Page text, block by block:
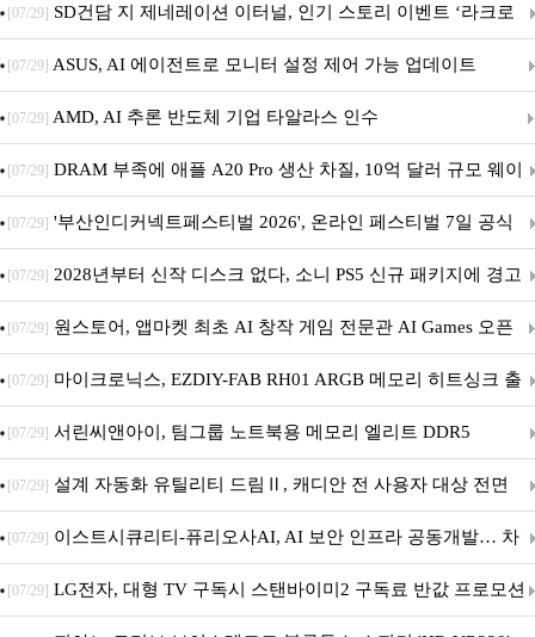
던전 13’ 참가!
[07/29] SD건담 지 제네레이션 이터널, 인기 스토리 이벤트 ‘라크로
아의 용사’ 재개최 및 풍성한 기념 이벤트 실시!
[07/29] ASUS, AI 에이전트로 모니터 설정 제어 가능 업데이트
[07/29] AMD, AI 추론 반도체 기업 타알라스 인수
[07/29] DRAM 부족에 애플 A20 Pro 생산 차질, 10억 달러 규모 웨이
퍼 대기
[07/29] '부산인디커넥트페스티벌 2026', 온라인 페스티벌 7일 공식
개막... 22일간 진행
[07/29] 2028년부터 신작 디스크 없다, 소니 PS5 신규 패키지에 경고
문 추가
[07/29] 원스토어, 앱마켓 최초 AI 창작 게임 전문관 AI Games 오픈
[07/29] 마이크로닉스, EZDIY-FAB RH01 ARGB 메모리 히트싱크 출
시
[07/29] 서린씨앤아이, 팀그룹 노트북용 메모리 엘리트 DDR5
5600MHz 16GB 출시
[07/29] 설계 자동화 유틸리티 드림Ⅱ, 캐디안 전 사용자 대상 전면
무상 배포
[07/29] 이스트시큐리티-퓨리오사AI, AI 보안 인프라 공동개발… 차
세대 AI 보안 플랫폼 구축
[07/29] LG전자, 대형 TV 구독시 스탠바이미2 구독료 반값 프로모션